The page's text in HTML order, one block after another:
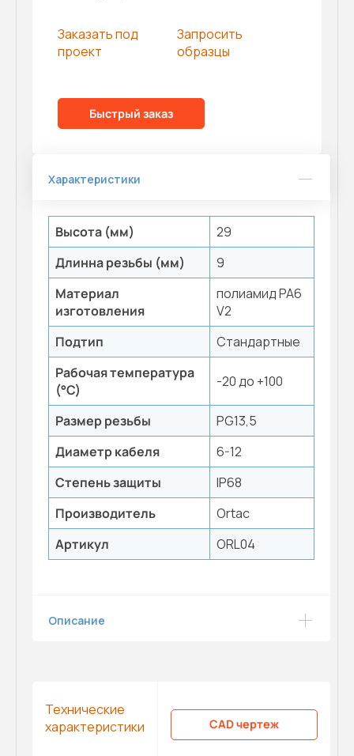
Заказать под
проект
Запросить
образцы
Быстрый заказ
Характеристики
Высота (мм)
29
Длинна резьбы (мм)
9
Материал
изготовления
полиамид PA6
V2
Подтип
Стандартные
Рабочая температура
(°С)
-20 до +100
Размер резьбы
PG13,5
Диаметр кабеля
6-12
Степень защиты
IP68
Производитель
Ortac
Артикул
ORL04
Описание
Технические
характеристики
CAD чертеж